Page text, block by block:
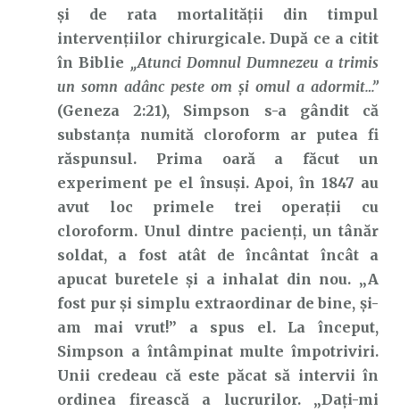
și de rata mortalității din timpul
intervențiilor chirurgicale. După ce a citit
în Biblie „Atunci Domnul Dumnezeu a trimis
un somn adânc peste om şi omul a adormit…”
(Geneza 2:21), Simpson s-a gândit că
substanța numită cloroform ar putea fi
răspunsul. Prima oară a făcut un
experiment pe el însuși. Apoi, în 1847 au
avut loc primele trei operații cu
cloroform. Unul dintre pacienți, un tânăr
soldat, a fost atât de încântat încât a
apucat buretele și a inhalat din nou. „A
fost pur și simplu extraordinar de bine, și-
am mai vrut!” a spus el. La început,
Simpson a întâmpinat multe împotriviri.
Unii credeau că este păcat să intervii în
ordinea firească a lucrurilor. „Dați-mi